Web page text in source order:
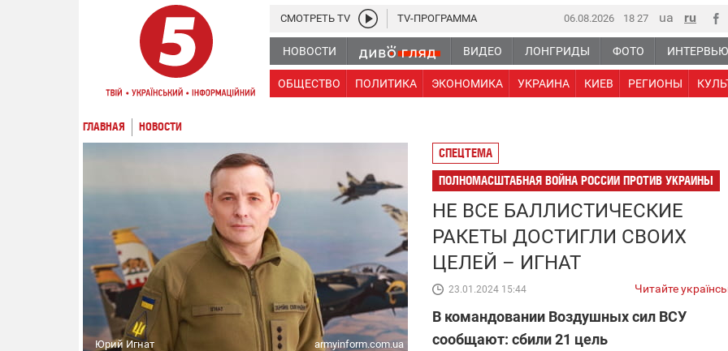
06.08.2026 18:27
НОВОСТИ ВИДЕО ЛОНГРИДЫ ФОТО ИНТЕРВЬЮ
ОБЩЕСТВО ПОЛИТИКА ЭКОНОМИКА УКРАИНА КИЕВ РЕГИОНЫ
СМОТРЕТЬ TV TV-ПРОГРАММА
ГЛАВНАЯ НОВОСТИ
Юрий Игнат armyinform.com.ua
СПЕЦТЕМА
ПОЛНОМАСШТАБНАЯ ВОЙНА РОССИИ ПРОТИВ УКРАИНЫ
НЕ ВСЕ БАЛЛИСТИЧЕСКИЕ
РАКЕТЫ ДОСТИГЛИ СВОИХ
ЦЕЛЕЙ – ИГНАТ
23.01.2024 15:44 Читайте
В командовании Воздушных сил ВСУ
сообщают: сбили 21 цель